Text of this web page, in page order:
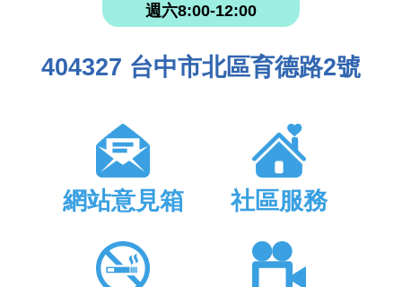
週六8:00-12:00
404327 台中市北區育德路2號
網站意見箱 社區服務